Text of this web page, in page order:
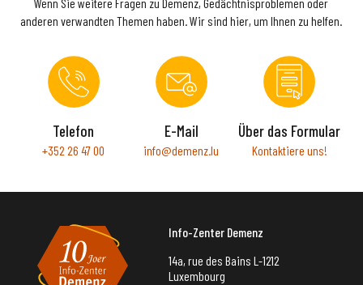
Wenn Sie weitere Fragen zu Demenz, Gedächtnisproblemen oder
anderen verwandten Themen haben. Wir sind hier, um Ihnen zu helfen.
Telefon
+352 26 47 00
E-Mail
info@demenz.lu
Über das Formular
Kontaktiere uns!
Info-Zenter Demenz
14a, rue des Bains L-1212
Luxembourg